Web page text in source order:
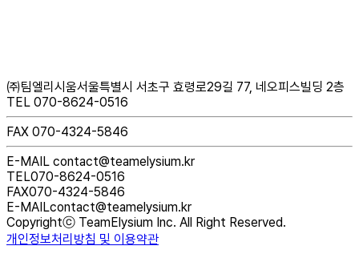
㈜팀엘리시움서울특별시 서초구 효령로29길 77, 네오피스빌딩 2층
TEL 070-8624-0516
FAX 070-4324-5846
E-MAIL contact@teamelysium.kr
TEL070-8624-0516
FAX070-4324-5846
E-MAILcontact@teamelysium.kr
Copyrightⓒ TeamElysium Inc. All Right Reserved.
개인정보처리방침 및 이용약관